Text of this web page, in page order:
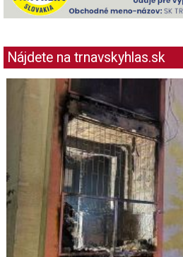
Nájdete na trnavskyhlas.sk